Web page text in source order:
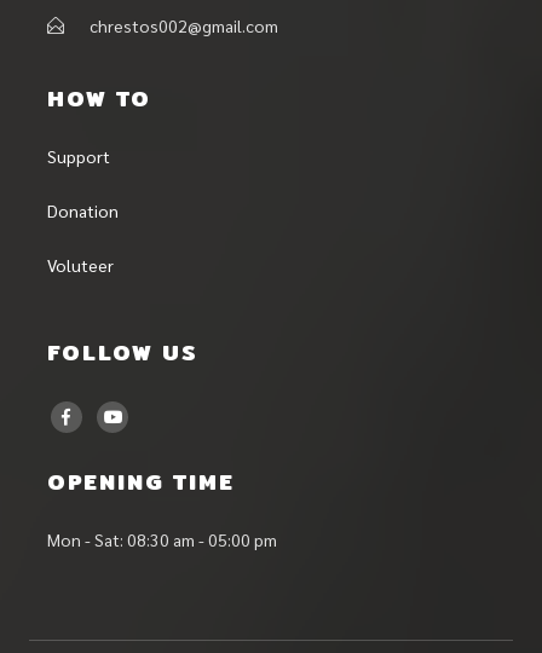
chrestos002@gmail.com
HOW TO
Support
Donation
Voluteer
FOLLOW US
OPENING TIME
Mon - Sat: 08:30 am - 05:00 pm